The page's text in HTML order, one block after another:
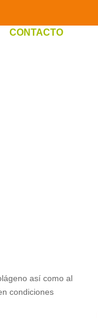
CONTACTO
así como al
condiciones